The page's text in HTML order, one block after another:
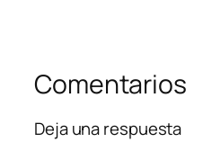
Comentarios
Deja una respuesta